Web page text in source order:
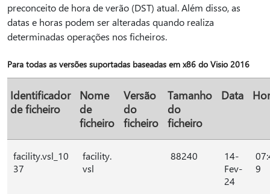
preconceito de hora de verão (DST) atual. Além disso, as
datas e horas podem ser alteradas quando realiza
determinadas operações nos ficheiros.
Para todas as versões suportadas baseadas em x86 do Visio 2016
Identificador
de ficheiro
Nome
de
ficheiro
Versão
do
ficheiro
Tamanho
do
ficheiro
Data
facility.vsl_10
37
facility.
vsl
88240
14-
Fev-
24
9